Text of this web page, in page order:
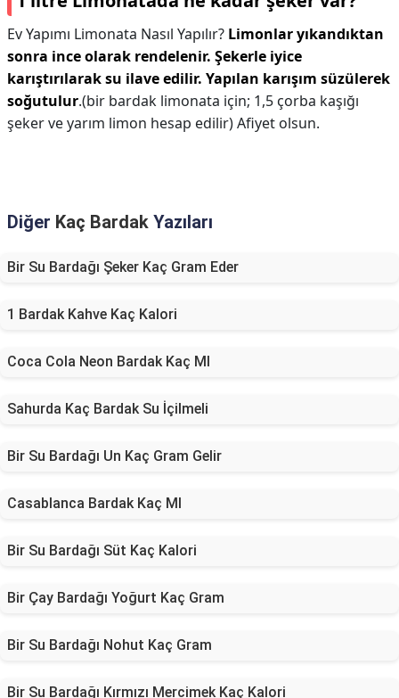
Ev Yapımı Limonata Nasıl Yapılır? Limonlar yıkandıktan
sonra ince olarak rendelenir. Şekerle iyice
karıştırılarak su ilave edilir. Yapılan karışım süzülerek
soğutulur.(bir bardak limonata için; 1,5 çorba kaşığı
şeker ve yarım limon hesap edilir) Afiyet olsun.
Diğer Kaç Bardak Yazıları
Bir Su Bardağı Şeker Kaç Gram Eder
1 Bardak Kahve Kaç Kalori
Coca Cola Neon Bardak Kaç Ml
Sahurda Kaç Bardak Su İçilmeli
Bir Su Bardağı Un Kaç Gram Gelir
Casablanca Bardak Kaç Ml
Bir Su Bardağı Süt Kaç Kalori
Bir Çay Bardağı Yoğurt Kaç Gram
Bir Su Bardağı Nohut Kaç Gram
Bir Su Bardağı Kırmızı Mercimek Kaç Kalori